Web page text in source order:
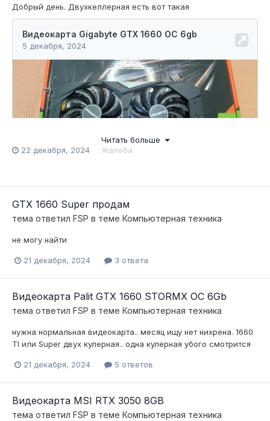
Добрый день. Двухкеллерная есть вот такая
Два дня на проверку, если не устроит - верну все деньги.
Читать больше
22 декабря, 2024
Жалоба
GTX 1660 Super продам
тема ответил FSP в теме Компьютерная техника
не могу найти
21 декабря, 2024 3 ответа
Видеокарта Palit GTX 1660 STORMX OC 6Gb
тема ответил FSP в теме Компьютерная техника
нужна нормальная видеокарта.. месяц ищу нет нихрена. 1660
TI или Super двух кулерная.. одна кулерная убого смотрится
21 декабря, 2024 5 ответов
Видеокарта MSI RTX 3050 8GB
тема ответил FSP в теме Компьютерная техника